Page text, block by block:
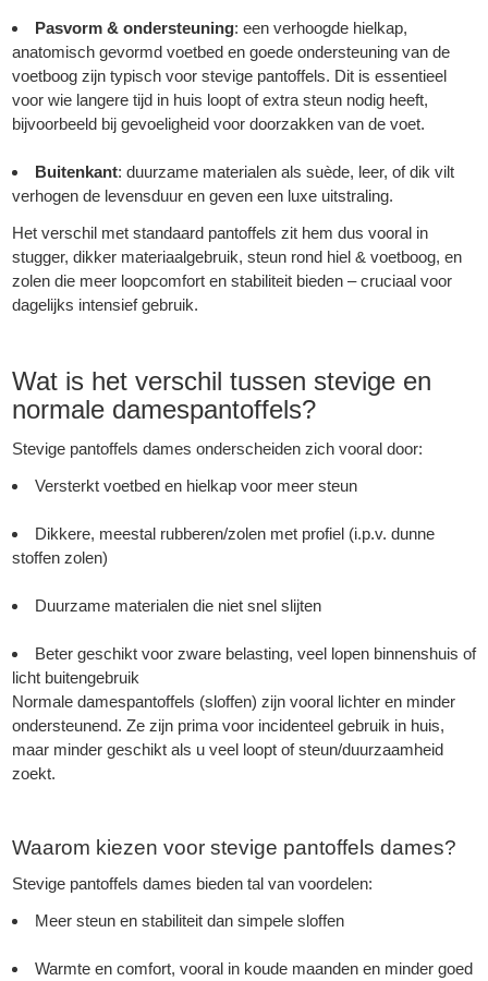
Pasvorm & ondersteuning: een verhoogde hielkap,
anatomisch gevormd voetbed en goede ondersteuning van de
voetboog zijn typisch voor stevige pantoffels. Dit is essentieel
voor wie langere tijd in huis loopt of extra steun nodig heeft,
bijvoorbeeld bij gevoeligheid voor doorzakken van de voet.
Buitenkant: duurzame materialen als suède, leer, of dik vilt
verhogen de levensduur en geven een luxe uitstraling.
Het verschil met standaard pantoffels zit hem dus vooral in
stugger, dikker materiaalgebruik, steun rond hiel & voetboog, en
zolen die meer loopcomfort en stabiliteit bieden – cruciaal voor
dagelijks intensief gebruik.
Wat is het verschil tussen stevige en
normale damespantoffels?
Stevige pantoffels dames onderscheiden zich vooral door:
Versterkt voetbed en hielkap voor meer steun
Dikkere, meestal rubberen/zolen met profiel (i.p.v. dunne
stoffen zolen)
Duurzame materialen die niet snel slijten
Beter geschikt voor zware belasting, veel lopen binnenshuis of
licht buitengebruik
Normale damespantoffels (sloffen) zijn vooral lichter en minder
ondersteunend. Ze zijn prima voor incidenteel gebruik in huis,
maar minder geschikt als u veel loopt of steun/duurzaamheid
zoekt.
Waarom kiezen voor stevige pantoffels dames?
Stevige pantoffels dames bieden tal van voordelen:
Meer steun en stabiliteit dan simpele sloffen
Warmte en comfort, vooral in koude maanden en minder goed